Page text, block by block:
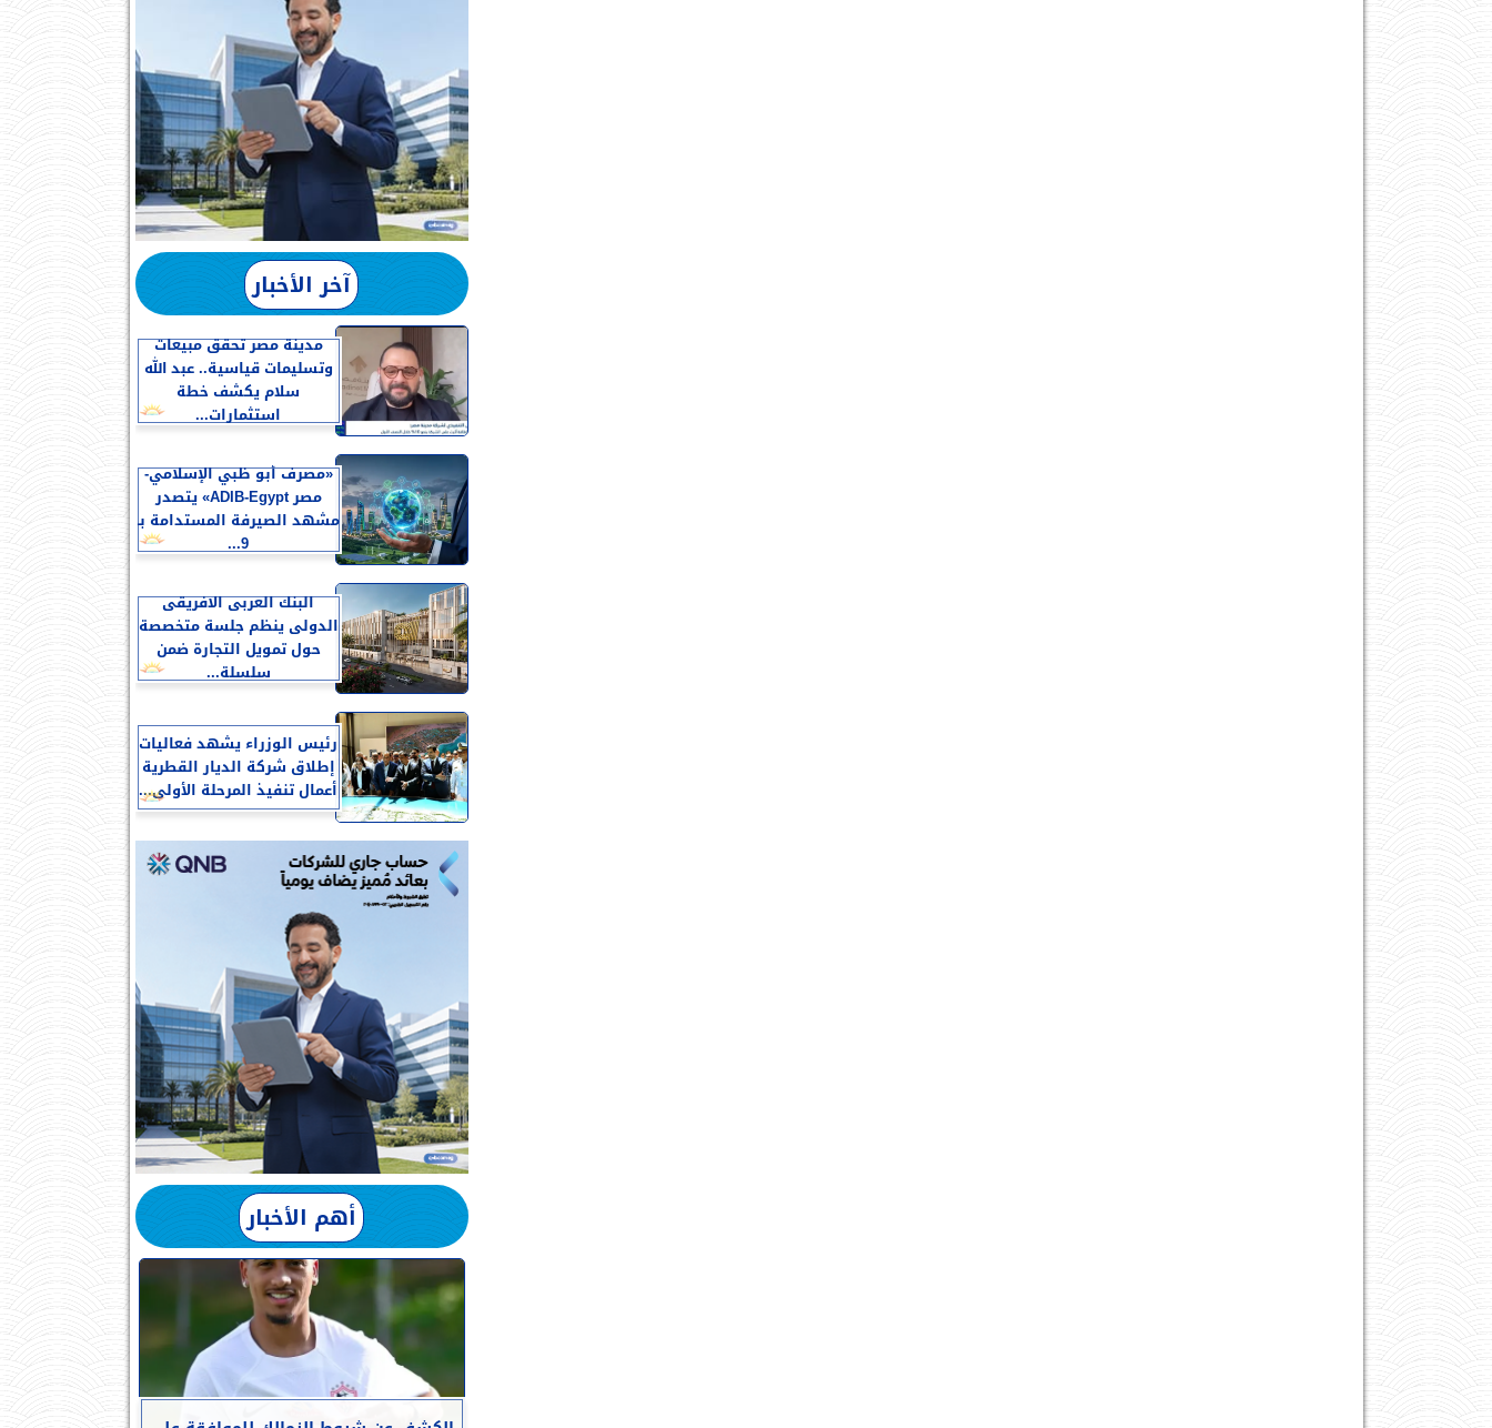
آخر الأخبار
مدينة مصر تحقق مبيعات
وتسليمات قياسية.. عبد الله
سلام يكشف خطة
استثمارات...
«مصرف أبو ظبي الإسلامي-
مصر ADIB-Egypt» يتصدر
مشهد الصيرفة المستدامة بـ
9...
البنك العربى الافريقى
الدولى ينظم جلسة متخصصة
حول تمويل التجارة ضمن
سلسلة...
رئيس الوزراء يشهد فعاليات
إطلاق شركة الديار القطرية
أعمال تنفيذ المرحلة الأولى...
أهم الأخبار